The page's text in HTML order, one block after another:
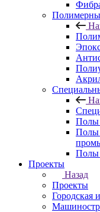
Полы
Полы
Полы
Проекты
Назад
Проекты
Городская